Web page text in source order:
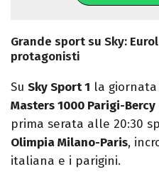
Grande sport su Sky:
protagonisti
Su Sky Sport 1 la giornata
Masters 1000 Parigi-
prima serata alle 20:30
Olimpia Milano-Paris,
italiana e i parigini.